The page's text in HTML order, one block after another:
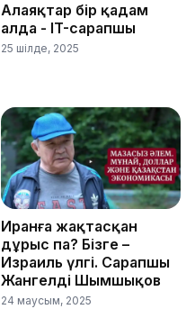
Алаяқтар бір қадам
алда - IT-сарапшы
25 шілде, 2025
Иранға жақтасқан
дұрыс па? Бізге –
Израиль үлгі. Сарапшы
Жангелді Шымшықов
24 маусым, 2025